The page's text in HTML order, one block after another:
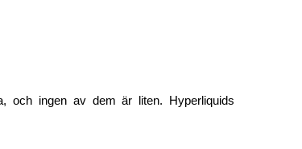
och ingen av dem är liten. Hyperliquids